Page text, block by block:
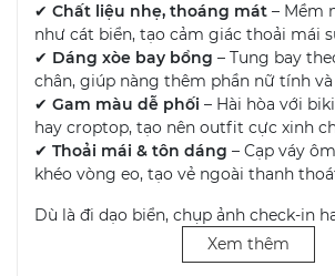
✔ Chất liệu nhẹ, thoáng mát – Mềm
như cát biển, tạo cảm giác thoải mái
✔ Dáng xòe bay bổng – Tung bay
chân, giúp nàng thêm phần nữ tính và
✔ Gam màu dễ phối – Hài hòa với
hay croptop, tạo nên outfit cực xinh
✔ Thoải mái & tôn dáng – Cạp váy
khéo vòng eo, tạo vẻ ngoài thanh
Dù là đi dạo biển, chụp ảnh check-in
SAND SKIRT sẽ là
giúp nàng luôn cuốn hút!
Xem thêm